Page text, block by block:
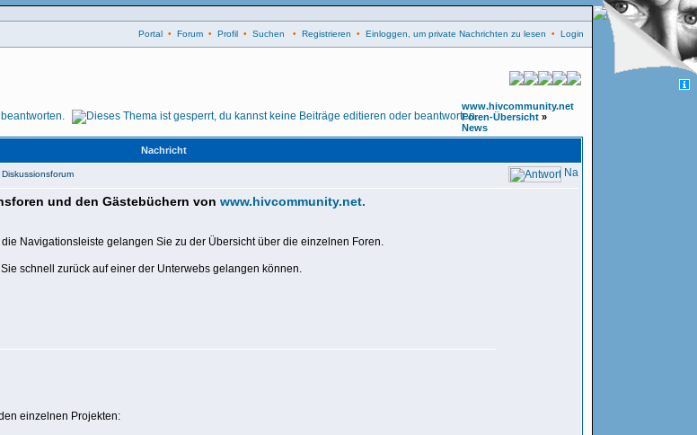
Portal • Forum • Profil • Suchen • Registrieren • Einloggen, um private Nachrichten zu lesen • Login
www.hivcommunity.net
Foren-Übersicht »
News
Nachricht
und den Gästebüchern von www.hivcommunity.net.
Navigationsleiste gelangen Sie zu der Übersicht über die einzelnen Foren.
schnell zurück auf einer der Unterwebs gelangen können.
einzelnen Projekten: